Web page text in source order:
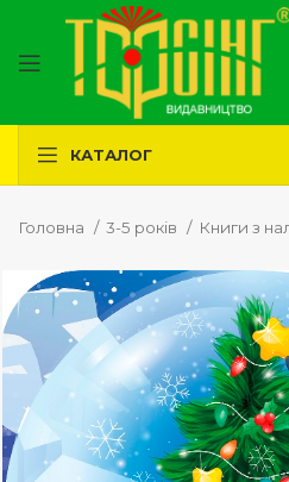
КАТАЛОГ
Головна 3-5 років Книги з